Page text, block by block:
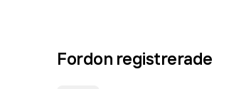
Fordon registrerade